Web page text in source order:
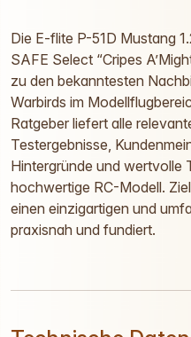
Die E-flite P-51D Mustang
SAFE Select “Cripes
zu den bekanntesten
Warbirds im
Ratgeber liefert alle
Testergebnisse,
Hintergründe und wertvolle
hochwertige RC-Modell.
einen einzigartigen und
praxisnah und fundiert.